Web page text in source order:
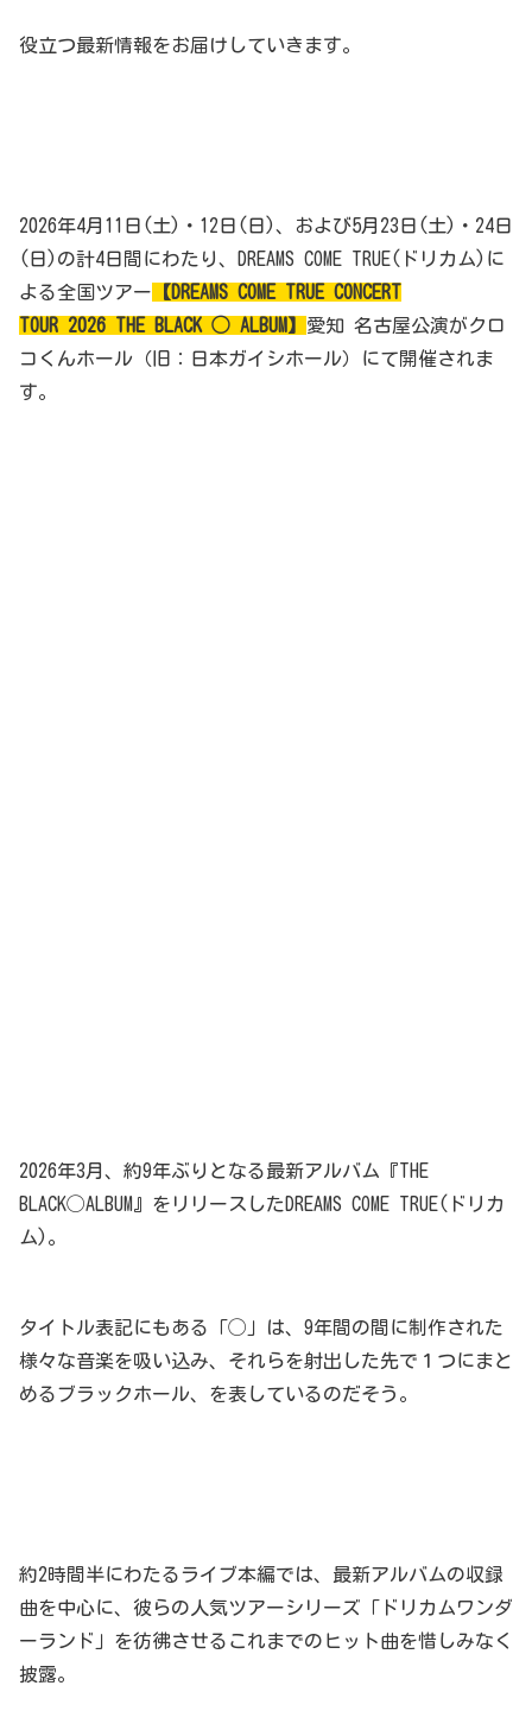
役立つ最新情報をお届けしていきます。
2026年4月11日(土)・12日(日)、および5月23日(土)・24日
(日)の計4日間にわたり、DREAMS COME TRUE(ドリカム)に
よる全国ツアー 【DREAMS COME TRUE CONCERT
TOUR 2026 THE BLACK ◯ ALBUM】 愛知 名古屋公演がクロ
コくんホール（旧：日本ガイシホール）にて開催されま
す。
2026年3月、約9年ぶりとなる最新アルバム『THE
BLACK◯ALBUM』をリリースしたDREAMS COME TRUE(ドリカ
ム)。
タイトル表記にもある「◯」は、9年間の間に制作された
様々な音楽を吸い込み、それらを射出した先で１つにまと
めるブラックホール、を表しているのだそう。
約2時間半にわたるライブ本編では、最新アルバムの収録
曲を中心に、彼らの人気ツアーシリーズ「ドリカムワンダ
ーランド」を彷彿させるこれまでのヒット曲を惜しみなく
披露。